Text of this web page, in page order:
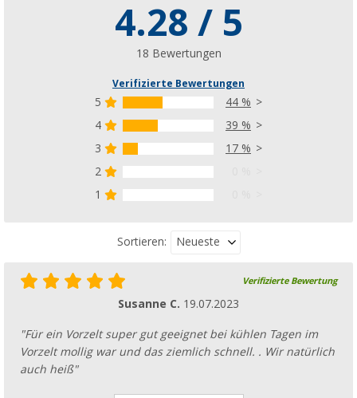
4.28 / 5
18 Bewertungen
Verifizierte Bewertungen
5
44 %
4
39 %
3
17 %
2
1
Sortieren: Neueste
Verifizierte Bewertung
Susanne C. 19.07.2023
"Für ein Vorzelt super gut geeignet bei kühlen Tagen im
Vorzelt mollig war und das ziemlich schnell. . Wir natürlich
auch heiß"